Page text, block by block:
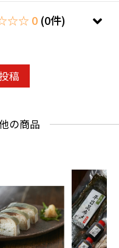
米使用)、フライド
他)、牛肉ステーキ
(米、でん粉)、中
ス、食塩、醤油、
南瓜バターフレー
料、上白糖、その
玉葱バターフレー
ーフレーバーオイ
る「しらす」は、
0 (0件)
稿
の商品